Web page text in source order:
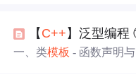
【 C++ 】泛型编
一、类模板 - 函数声明